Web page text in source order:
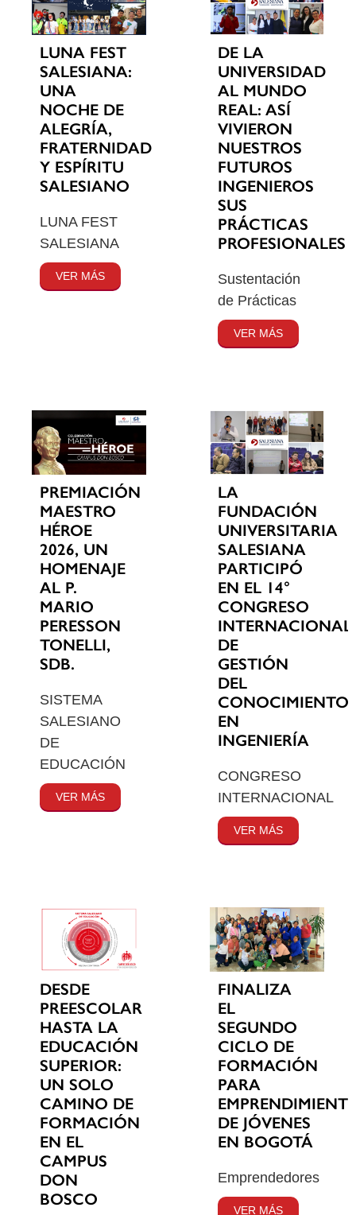
LUNA FEST
SALESIANA:
UNA
NOCHE DE
ALEGRÍA,
FRATERNIDAD
Y ESPÍRITU
SALESIANO
LUNA FEST
SALESIANA
VER MÁS
DE LA
UNIVERSIDAD
AL MUNDO
REAL: ASÍ
VIVIERON
NUESTROS
FUTUROS
INGENIEROS
SUS
PRÁCTICAS
PROFESIONALES
Sustentación
de Prácticas
VER MÁS
PREMIACIÓN
MAESTRO
HÉROE
2026, UN
HOMENAJE
AL P.
MARIO
PERESSON
TONELLI,
SDB.
SISTEMA
SALESIANO
DE
EDUCACIÓN
VER MÁS
LA
FUNDACIÓN
UNIVERSITARIA
SALESIANA
PARTICIPÓ
EN EL 14°
CONGRESO
INTERNACIONAL
DE
GESTIÓN
DEL
CONOCIMIENTO
EN
INGENIERÍA
CONGRESO
INTERNACIONAL
VER MÁS
DESDE
PREESCOLAR
HASTA LA
EDUCACIÓN
SUPERIOR:
UN SOLO
CAMINO DE
FORMACIÓN
EN EL
CAMPUS
DON
BOSCO
FINALIZA
EL
SEGUNDO
CICLO DE
FORMACIÓN
PARA
DE JÓVENES
EN BOGOTÁ
Emprendedores
VER MÁS